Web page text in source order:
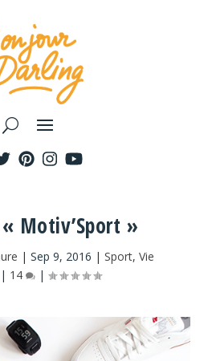
Motiv’Sport »
| Sep 9, 2016 | Sport, Vie
| 14 |